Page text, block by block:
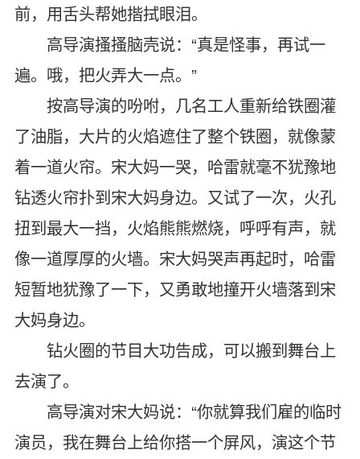
前，用舌头帮她揩拭眼泪。
高导演搔搔脑壳说：“真是怪事，再试一
遍。哦，把火弄大一点。”
按高导演的吩咐，几名工人重新给铁圈灌
了油脂，大片的火焰遮住了整个铁圈，就像蒙
着一道火帘。宋大妈一哭，哈雷就毫不犹豫地
钻透火帘扑到宋大妈身边。又试了一次，火孔
扭到最大一挡，火焰熊熊燃烧，呼呼有声，就
像一道厚厚的火墙。宋大妈哭声再起时，哈雷
短暂地犹豫了一下，又勇敢地撞开火墙落到宋
大妈身边。
钻火圈的节目大功告成，可以搬到舞台上
去演了。
高导演对宋大妈说：“你就算我们雇的临时
演员，我在舞台上给你搭一个屏风，演这个节